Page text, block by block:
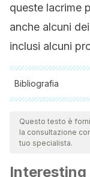
queste lacrime
anche alcuni
inclusi alcuni
Bibliografia
Tutte le fonti citate
team per
validità. La
Van Haeringen,
Questo testo è
la consultazione
tuo specialista.